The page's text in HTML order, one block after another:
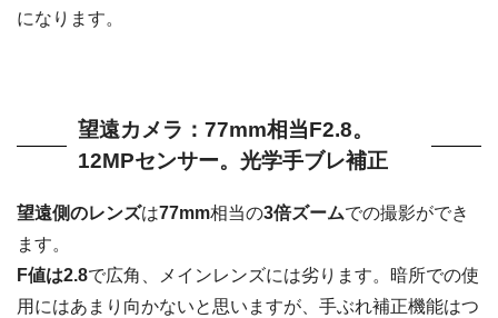
になります。
望遠カメラ：77mm相当F2.8。
12MPセンサー。光学手ブレ補正
望遠側のレンズは77mm相当の3倍ズームでの撮影ができ
ます。
F値は2.8で広角、メインレンズには劣ります。暗所での使
用にはあまり向かないと思いますが、手ぶれ補正機能はつ